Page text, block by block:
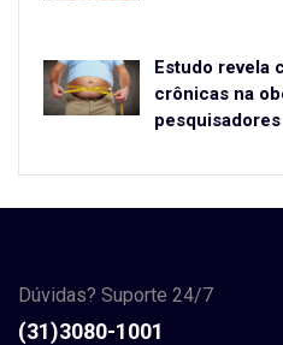
Estudo revela
crônicas na
pesquisadores
Dúvidas? Suporte 24/7
(31)3080-1001